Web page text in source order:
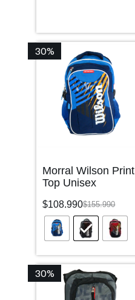
30%
Morral Wilson Print
Top Unisex
$155.990
$108.990
30%